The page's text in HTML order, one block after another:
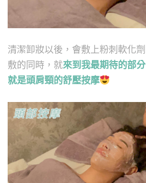
清潔卸妝以後，會敷上粉刺軟化劑
敷的同時，就來到我最期待的部分
就是頭肩頸的舒壓按摩